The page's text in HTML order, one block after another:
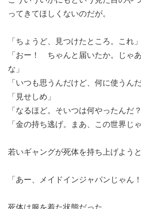
ってきてほしくないのだが。
「ちょうど、見つけたところ。これ」
「おー！ ちゃんと届いたか。じゃ
な」
「いつも思うんだけど、何に使うんだ
「見せしめ」
「なるほど。そいつは何やったんだ？
「金の持ち逃げ。まあ、この世界じ
若いギャングが死体を持ち上げようと
「あー、メイドインジャパンじゃん！
死体は服を着た状態だった。